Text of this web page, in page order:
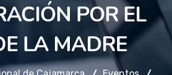
POR EL
LA MADRE